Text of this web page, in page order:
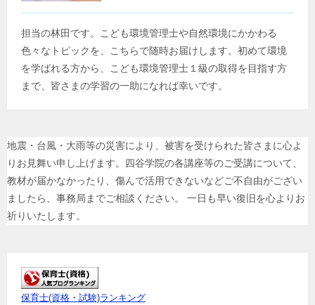
担当の林田です。こども環境管理士や自然環境にかかわる
色々なトピックを、こちらで随時お届けします。初めて環境
を学ばれる方から、こども環境管理士１級の取得を目指す方
まで、皆さまの学習の一助になれば幸いです。
地震・台風・大雨等の災害により、被害を受けられた皆さまに心よ
りお見舞い申し上げます。四谷学院の各講座等のご受講について、
教材が届かなかったり、傷んで活用できないなどご不自由がござい
ましたら、事務局までご相談ください。 一日も早い復旧を心よりお
祈りいたします。
保育士(資格・試験)ランキング